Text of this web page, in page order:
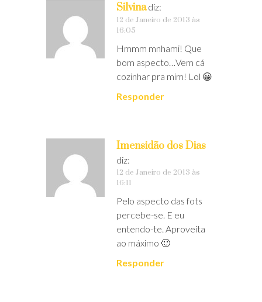
Silvina diz:
12 de Janeiro de 2013 às
16:05
Hmmm mnhami! Que
bom aspecto…Vem cá
cozinhar pra mim! Lol 😀
Responder
Imensidão dos Dias
diz:
12 de Janeiro de 2013 às
16:11
Pelo aspecto das fots
percebe-se. E eu
entendo-te. Aproveita
ao máximo 🙂
Responder